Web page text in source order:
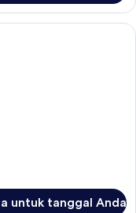
(Temple Of Apollo) |
untuk tanggal Anda